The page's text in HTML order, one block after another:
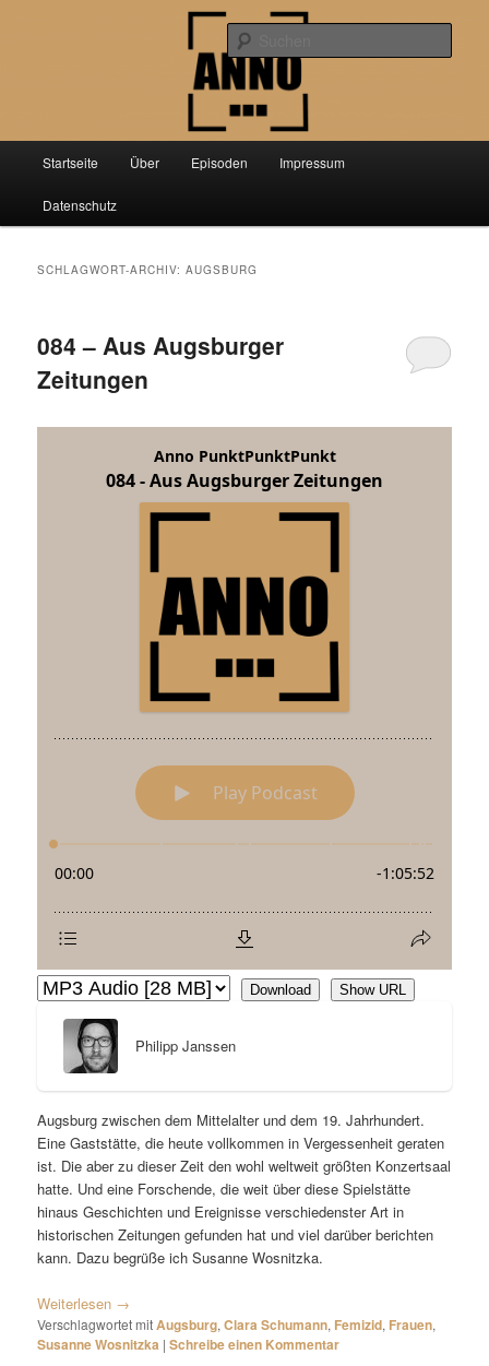
Anno PunktPunktPunkt
Der Podcast über aktuelle Forschung aus der Geschichtswissenschaft
Startseite Über Episoden Impressum
Datenschutz
SCHLAGWORT-ARCHIV:AUGSBURG
084 – Aus Augsburger
Zeitungen
Download Show URL
Philipp Janssen
Augsburg zwischen dem Mittelalter und dem 19. Jahrhundert.
Eine Gaststätte, die heute vollkommen in Vergessenheit geraten
ist. Die aber zu dieser Zeit den wohl weltweit größten Konzertsaal
hatte. Und eine Forschende, die weit über diese Spielstätte
hinaus Geschichten und Ereignisse verschiedenster Art in
historischen Zeitungen gefunden hat und viel darüber berichten
kann. Dazu begrüße ich Susanne Wosnitzka.
Weiterlesen →
Verschlagwortet mitAugsburg,Clara Schumann, Femizid, Frauen,
Susanne Wosnitzka |Schreibe einen Kommentar